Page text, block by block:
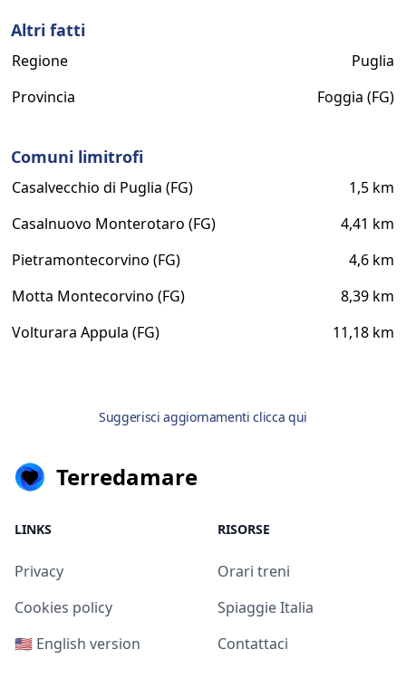
Altri fatti
Regione
Puglia
Provincia
Foggia (FG)
Comuni limitrofi
Casalvecchio di Puglia (FG)
1,5 km
Casalnuovo Monterotaro (FG)
4,41 km
Pietramontecorvino (FG)
4,6 km
Motta Montecorvino (FG)
8,39 km
Volturara Appula (FG)
11,18 km
Suggerisci aggiornamenti clicca qui
Terredamare
LINKS
Privacy
Cookies policy
🇺🇸 English version
RISORSE
Orari treni
Spiaggie Italia
Contattaci